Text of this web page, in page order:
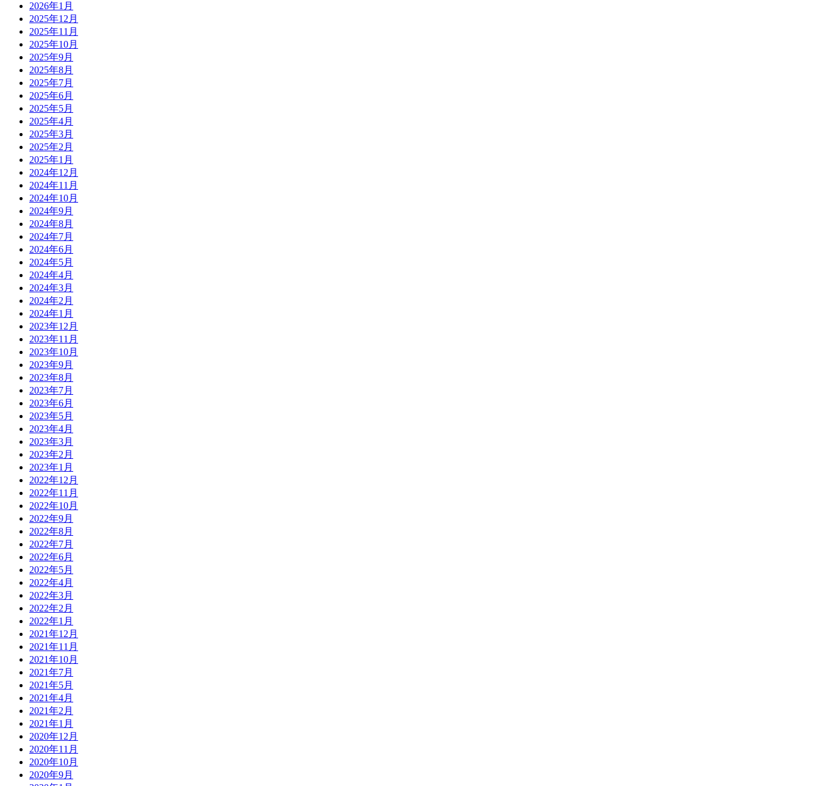
2026年1月
2025年12月
2025年11月
2025年10月
2025年9月
2025年8月
2025年7月
2025年6月
2025年5月
2025年4月
2025年3月
2025年2月
2025年1月
2024年12月
2024年11月
2024年10月
2024年9月
2024年8月
2024年7月
2024年6月
2024年5月
2024年4月
2024年3月
2024年2月
2024年1月
2023年12月
2023年11月
2023年10月
2023年9月
2023年8月
2023年7月
2023年6月
2023年5月
2023年4月
2023年3月
2023年2月
2023年1月
2022年12月
2022年11月
2022年10月
2022年9月
2022年8月
2022年7月
2022年6月
2022年5月
2022年4月
2022年3月
2022年2月
2022年1月
2021年12月
2021年11月
2021年10月
2021年7月
2021年5月
2021年4月
2021年2月
2021年1月
2020年12月
2020年11月
2020年10月
2020年9月